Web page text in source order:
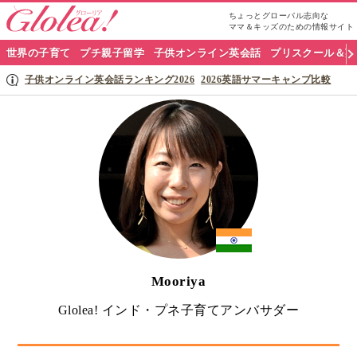
ちょっとグローバル志向な
ママ＆キッズのための情報サイト
グ
ロ
世界の子育て プチ親子留学 子供オンライン英会話 プリスクール＆
子供オンライン英会話ランキング2026 2026英語サマーキャンプ比較
Mooriya
Glolea! インド・プネ子育てアンバサダー